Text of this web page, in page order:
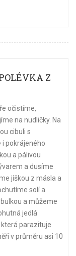
Z
očistíme,
na nudličky. Na
cibuli s
i pokrájeného
a pálivou
a dusíme
jíškou z másla a
solí a
a můžeme
jedlá
parazituje
v průměru asi 10